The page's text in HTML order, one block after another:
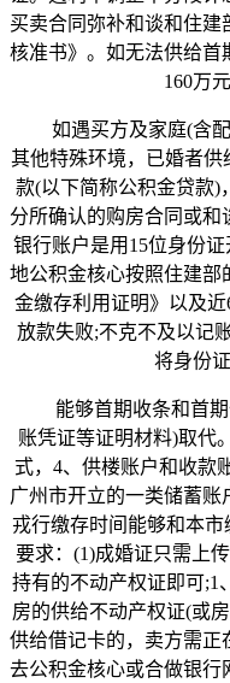
买卖合同弥补和谈和住建
核准书》。如无法供给首
160万
如遇买方及家庭(含配
其他特殊环境，已婚者供
款(以下简称公积金贷款)
分所确认的购房合同或和
银行账户是用15位身份
地公积金核心按照住建部
金缴存利用证明》以及
放款失败;不克不及以记
将身份
能够首期收条和首期
账凭证等证明材料)取代
式，4、供楼账户和收款
广州市开立的一类储蓄账
戎行缴存时间能够和本
要求：(1)成婚证只需上
持有的不动产权证即可;1
房的供给不动产权证(或
供给借记卡的，卖方需正
去公积金核心或合做银行